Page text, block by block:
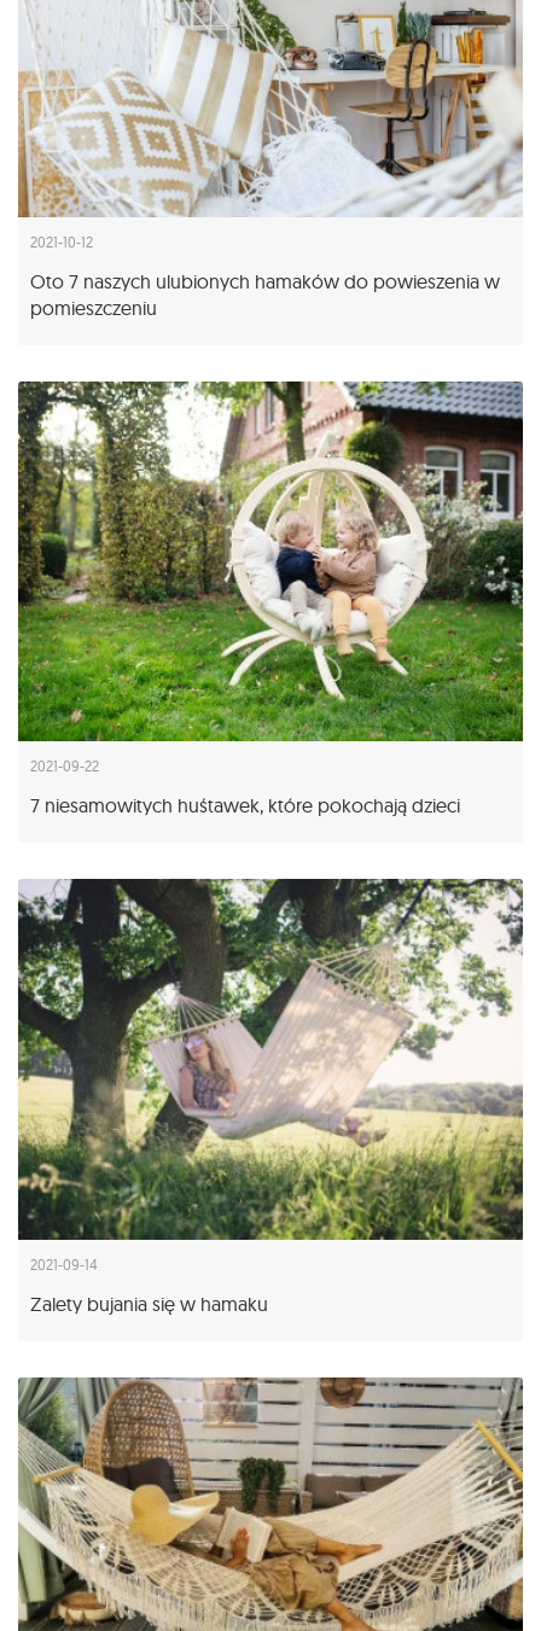
2021-10-12
Oto 7 naszych ulubionych hamaków do powieszenia w
pomieszczeniu
2021-09-22
7 niesamowitych huśtawek, które pokochają dzieci
2021-09-14
Zalety bujania się w hamaku